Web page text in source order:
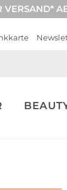
VERSAND*